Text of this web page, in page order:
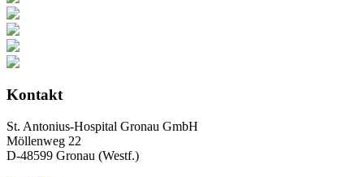
Kontakt
St. Antonius-Hospital Gronau GmbH
Möllenweg 22
D-48599 Gronau (Westf.)